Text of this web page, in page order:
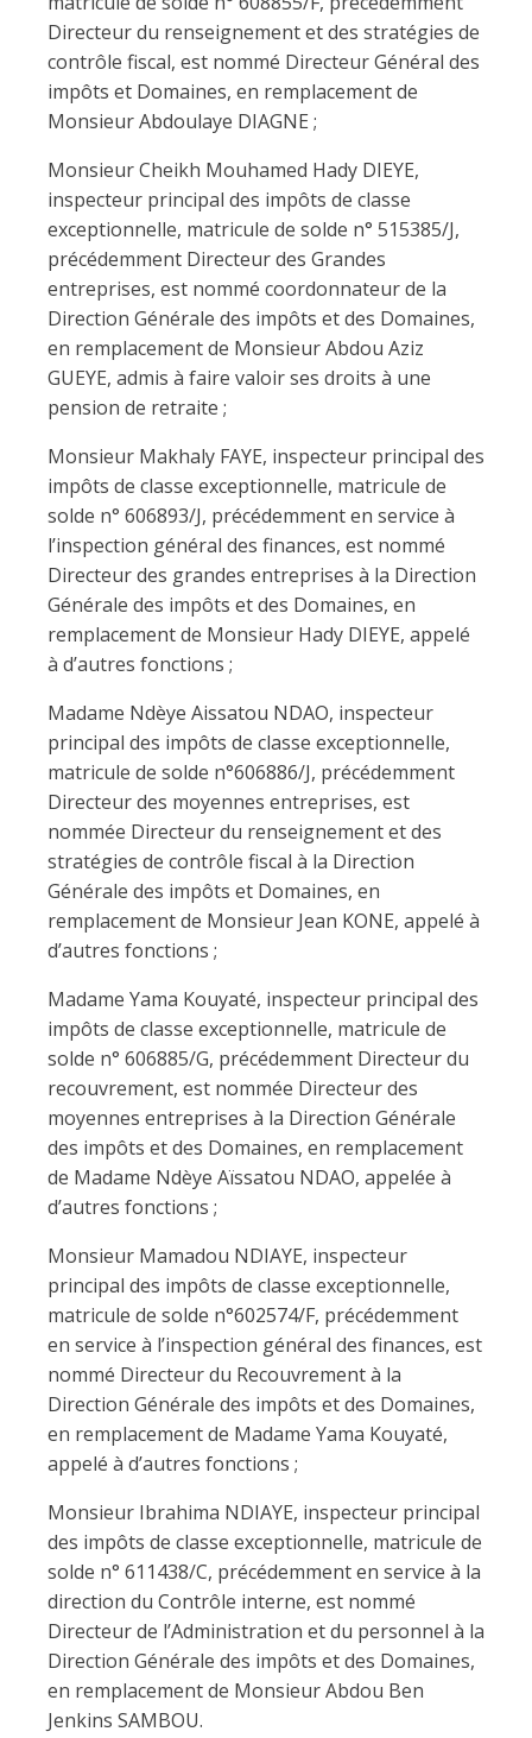
Directeur du renseignement et des stratégies de
contrôle fiscal, est nommé Directeur Général des
impôts et Domaines, en remplacement de
Monsieur Abdoulaye DIAGNE ;
Monsieur Cheikh Mouhamed Hady DIEYE,
inspecteur principal des impôts de classe
exceptionnelle, matricule de solde n° 515385/J,
précédemment Directeur des Grandes
entreprises, est nommé coordonnateur de la
Direction Générale des impôts et des Domaines,
en remplacement de Monsieur Abdou Aziz
GUEYE, admis à faire valoir ses droits à une
pension de retraite ;
Monsieur Makhaly FAYE, inspecteur principal des
impôts de classe exceptionnelle, matricule de
solde n° 606893/J, précédemment en service à
l’inspection général des finances, est nommé
Directeur des grandes entreprises à la Direction
Générale des impôts et des Domaines, en
remplacement de Monsieur Hady DIEYE, appelé
à d’autres fonctions ;
Madame Ndèye Aissatou NDAO, inspecteur
principal des impôts de classe exceptionnelle,
matricule de solde n°606886/J, précédemment
Directeur des moyennes entreprises, est
nommée Directeur du renseignement et des
stratégies de contrôle fiscal à la Direction
Générale des impôts et Domaines, en
remplacement de Monsieur Jean KONE, appelé à
d’autres fonctions ;
Madame Yama Kouyaté, inspecteur principal des
impôts de classe exceptionnelle, matricule de
solde n° 606885/G, précédemment Directeur du
recouvrement, est nommée Directeur des
moyennes entreprises à la Direction Générale
des impôts et des Domaines, en remplacement
de Madame Ndèye Aïssatou NDAO, appelée à
d’autres fonctions ;
Monsieur Mamadou NDIAYE, inspecteur
principal des impôts de classe exceptionnelle,
matricule de solde n°602574/F, précédemment
en service à l’inspection général des finances, est
nommé Directeur du Recouvrement à la
Direction Générale des impôts et des Domaines,
en remplacement de Madame Yama Kouyaté,
appelé à d’autres fonctions ;
Monsieur Ibrahima NDIAYE, inspecteur principal
des impôts de classe exceptionnelle, matricule de
solde n° 611438/C, précédemment en service à la
direction du Contrôle interne, est nommé
Directeur de l’Administration et du personnel à la
Direction Générale des impôts et des Domaines,
en remplacement de Monsieur Abdou Ben
Jenkins SAMBOU.